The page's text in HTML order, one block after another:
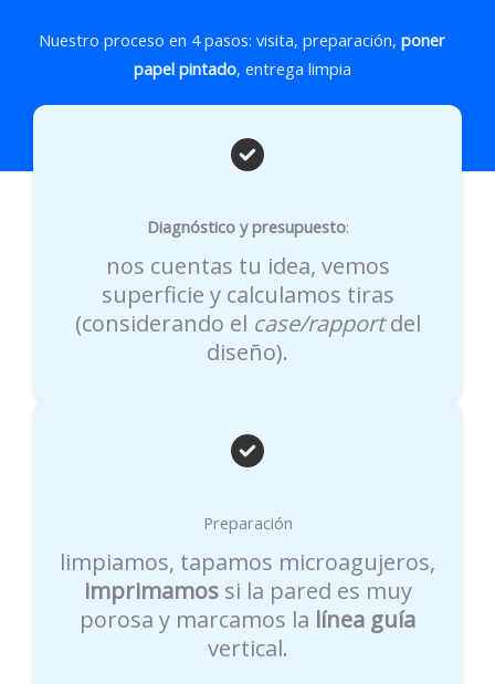
Nuestro proceso en 4 pasos: visita, preparación, poner
papel pintado, entrega limpia
Diagnóstico y presupuesto:
nos cuentas tu idea, vemos
superficie y calculamos tiras
(considerando el case/rapportdel
diseño).
Preparación
limpiamos, tapamos microagujeros,
imprimamossi la pared es muy
porosa y marcamos la línea guía
vertical.